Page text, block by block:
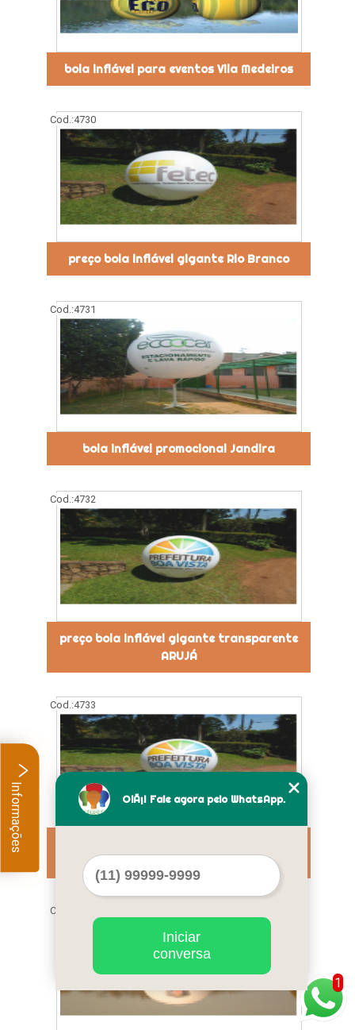
bola inflável para eventos Vila Medeiros
Cod.:4730
preço bola inflável gigante Rio Branco
Cod.:4731
bola inflável promocional Jandira
Cod.:4732
preço bola inflável gigante transparente
ARUJÁ
Cod.:4733
Cod.:
1
OlÃ¡! Fale agora pelo WhatsApp.
Iniciar
conversa
Informações